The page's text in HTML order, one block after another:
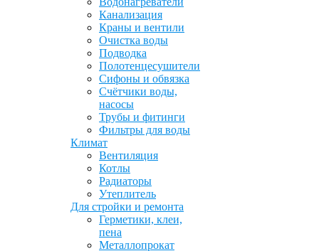
Канализация
Краны и вентили
Очистка воды
Подводка
Полотенцесушители
Сифоны и обвязка
Счётчики воды,
насосы
Трубы и фитинги
Фильтры для воды
Климат
Вентиляция
Котлы
Радиаторы
Утеплитель
Для стройки и ремонта
Герметики, клеи,
пена
Металлопрокат